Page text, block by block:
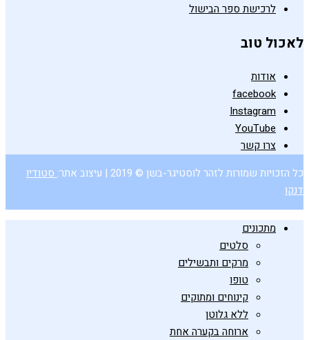
לרכישת ספר הבישול
לאכול טוב
אודות
facebook
Instagram
YouTube
צרו קשר
כל הזכויות שמורות לזהר לוסטיגר-בשן © 2019 | עיצוב אתר:
סטודיו
דנקו
מתכונים
סלטים
מרקים ותבשילים
טופו
קינוחים ומתוקים
ללא גלוטן
ארוחה בקערה אחת